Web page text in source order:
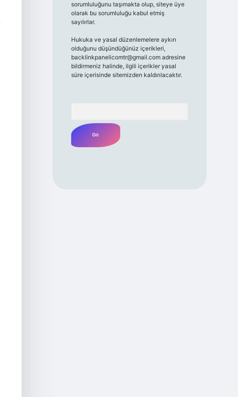
sorumluluğunu taşımakta olup, siteye üye
olarak bu sorumluluğu kabul etmiş
sayılırlar.
Hukuka ve yasal düzenlemelere aykırı
olduğunu düşündüğünüz içerikleri,
backlinkpanelicomtr@gmail.comadresine
bildirmeniz halinde, ilgili içerikler yasal
süre içerisinde sitemizden kaldırılacaktır.